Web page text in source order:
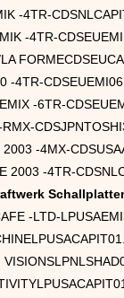
-4TR-
-4TR-
-4TR-
-6TR-
-4MX-
2003 -4TR-
-LTD-